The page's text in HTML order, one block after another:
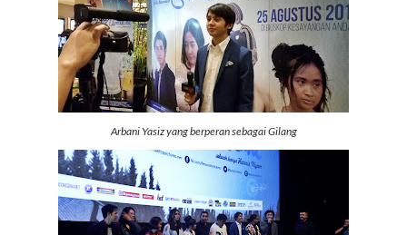
Arbani Yasiz yang berperan sebagai Gilang